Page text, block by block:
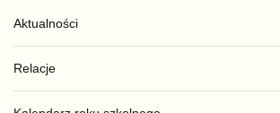
Aktualności
Relacje